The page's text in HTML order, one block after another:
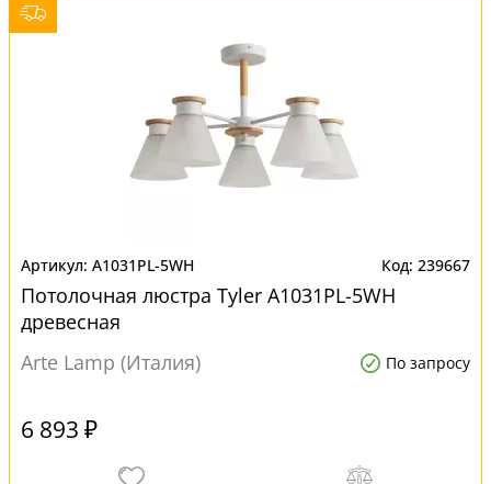
A1031PL-5WH 239667
Потолочная люстра Tyler A1031PL-5WH
древесная
Arte Lamp (Италия)
По запросу
6 893 ₽